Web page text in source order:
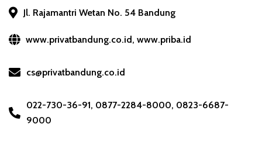
Jl. Rajamantri Wetan No. 54 Bandung
www.privatbandung.co.id, www.priba.id
cs@privatbandung.co.id
022-730-36-91, 0877-2284-8000, 0823-6687-
9000